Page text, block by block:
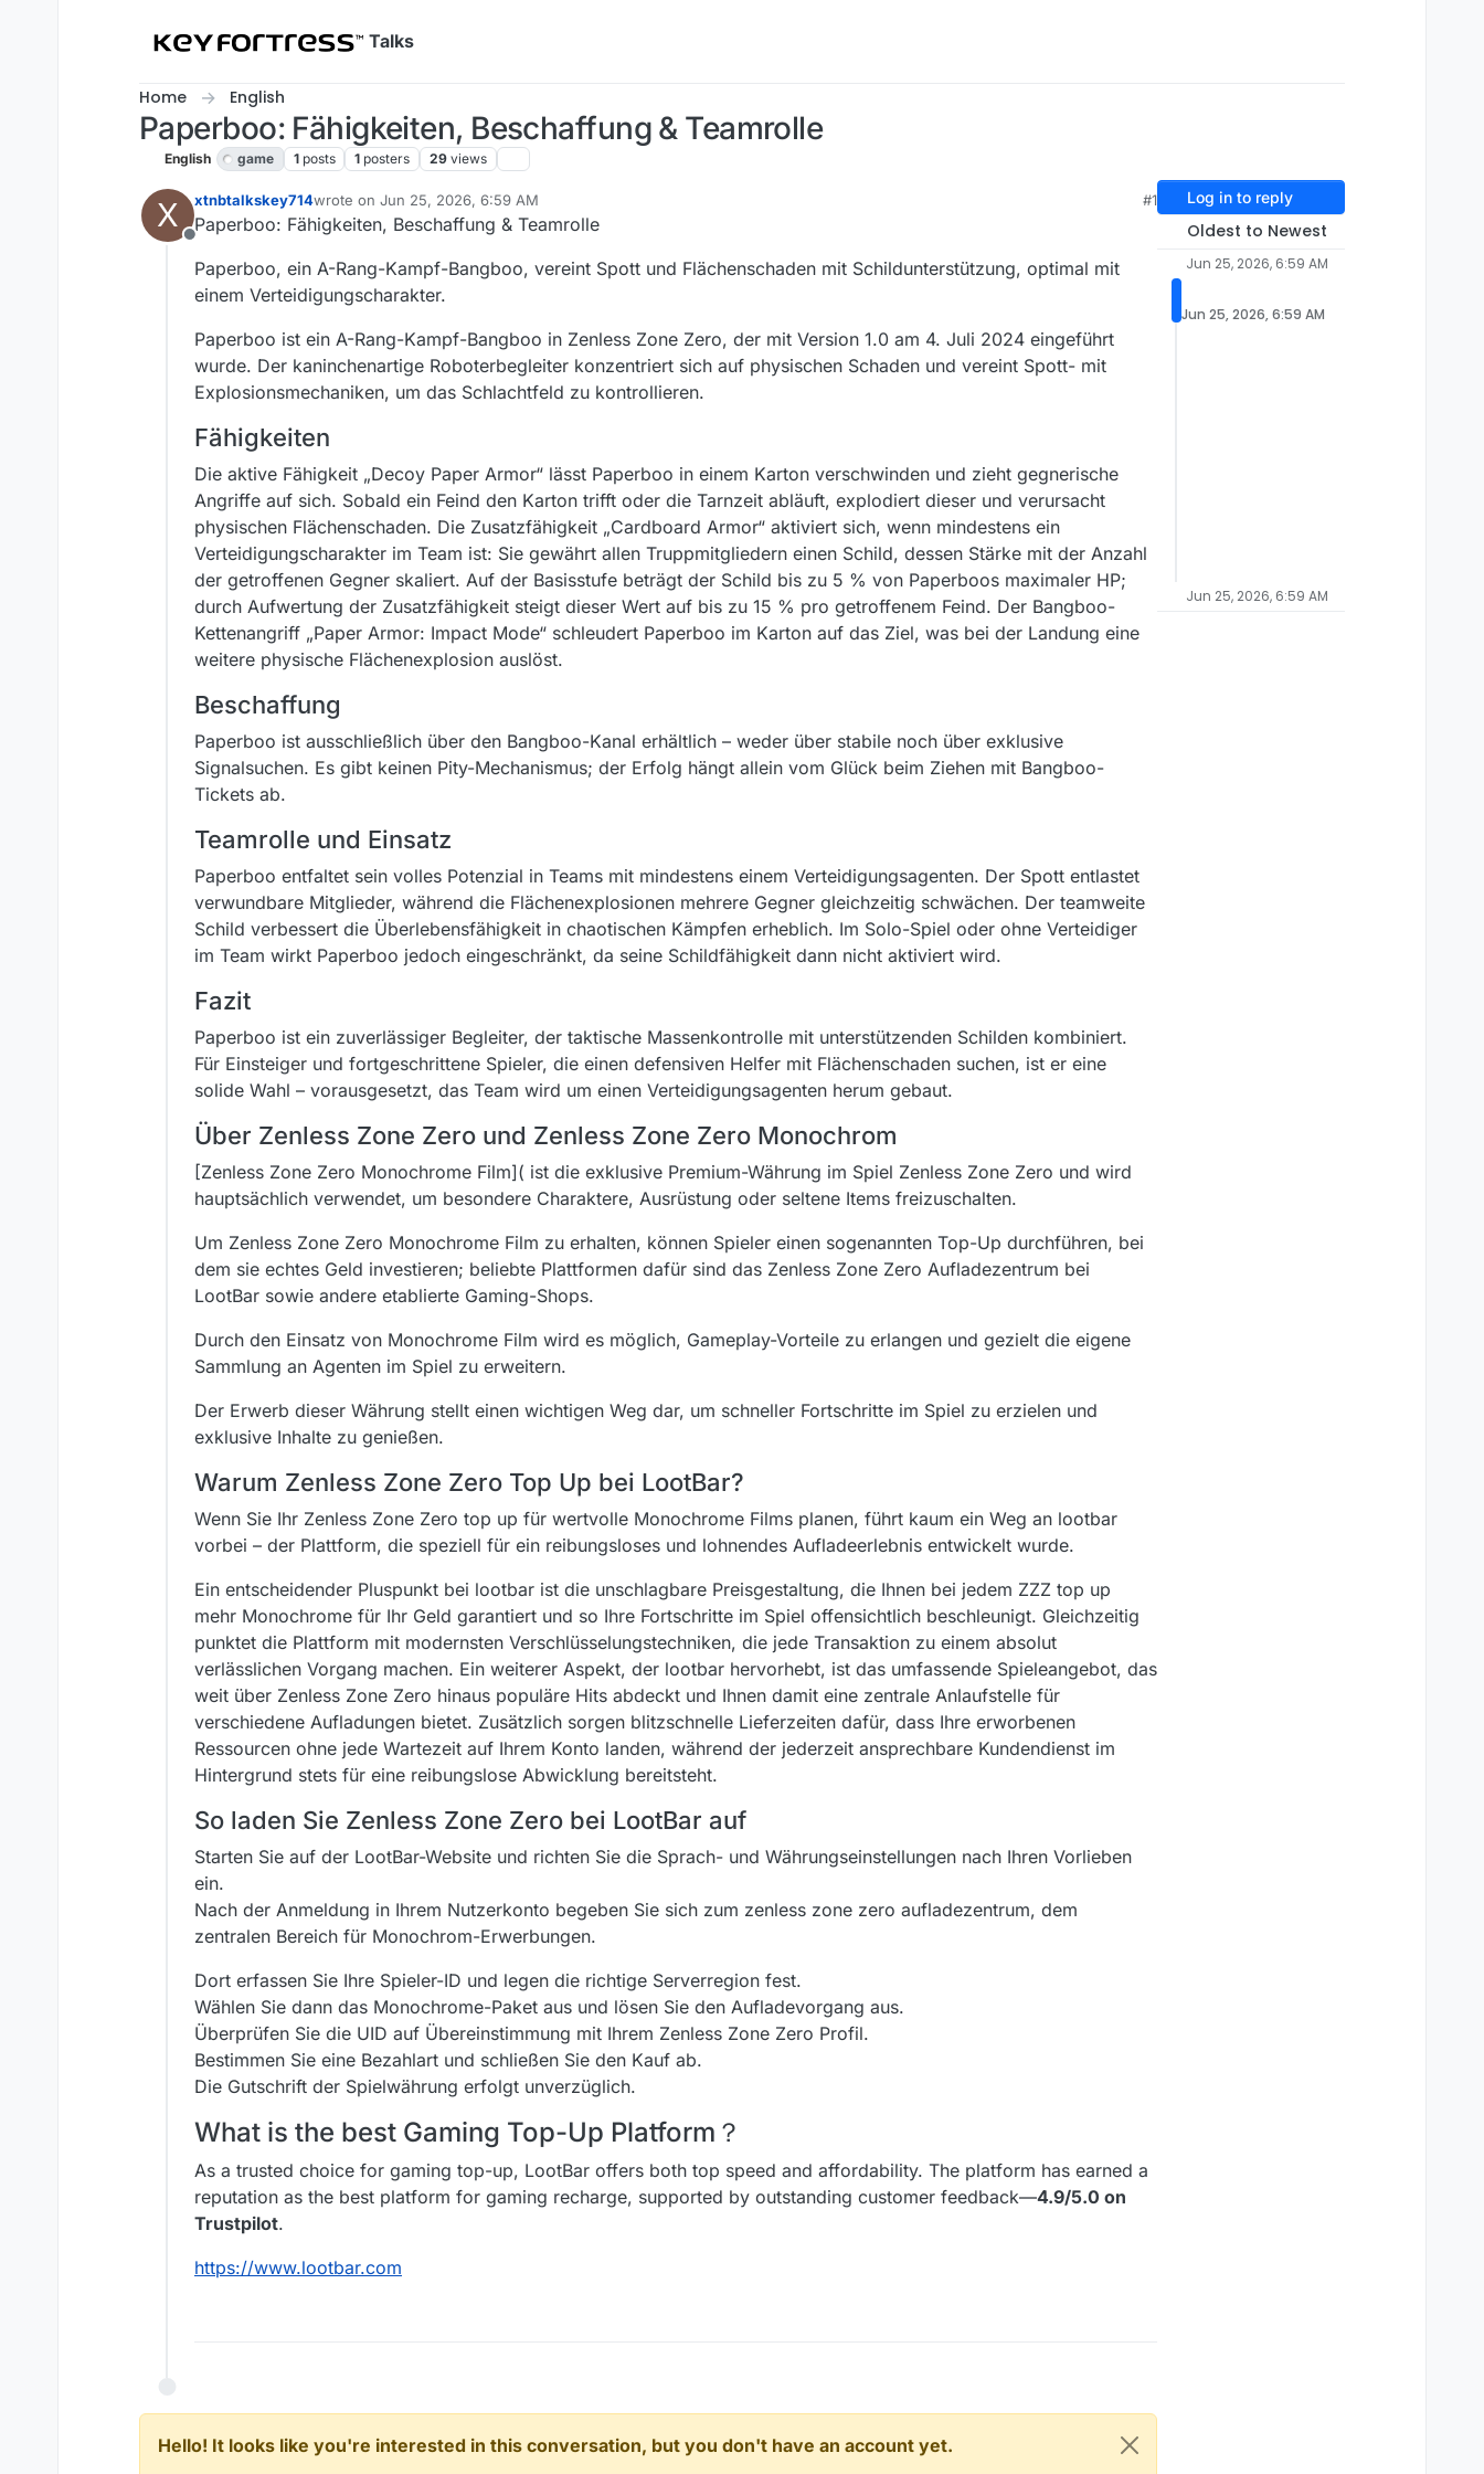
Talks
Home English
Paperboo: Fähigkeiten, Beschaffung & Teamrolle
English game 1 posts 1 posters 29 views
X
Offline
xtnbtalkskey714wrote on Jun 25, 2026, 6:59 AM
last edited by
#1
Paperboo: Fähigkeiten, Beschaffung & Teamrolle
Paperboo, ein A-Rang-Kampf-Bangboo, vereint Spott und Flächenschaden mit Schildunterstützung, optimal mit
einem Verteidigungscharakter.
Paperboo ist ein A-Rang-Kampf-Bangboo in Zenless Zone Zero, der mit Version 1.0 am 4. Juli 2024 eingeführt
wurde. Der kaninchenartige Roboterbegleiter konzentriert sich auf physischen Schaden und vereint Spott- mit
Explosionsmechaniken, um das Schlachtfeld zu kontrollieren.
Fähigkeiten
Die aktive Fähigkeit „Decoy Paper Armor“ lässt Paperboo in einem Karton verschwinden und zieht gegnerische
Angriffe auf sich. Sobald ein Feind den Karton trifft oder die Tarnzeit abläuft, explodiert dieser und verursacht
physischen Flächenschaden. Die Zusatzfähigkeit „Cardboard Armor“ aktiviert sich, wenn mindestens ein
Verteidigungscharakter im Team ist: Sie gewährt allen Truppmitgliedern einen Schild, dessen Stärke mit der Anzahl
der getroffenen Gegner skaliert. Auf der Basisstufe beträgt der Schild bis zu 5 % von Paperboos maximaler HP;
durch Aufwertung der Zusatzfähigkeit steigt dieser Wert auf bis zu 15 % pro getroffenem Feind. Der Bangboo-
Kettenangriff „Paper Armor: Impact Mode“ schleudert Paperboo im Karton auf das Ziel, was bei der Landung eine
weitere physische Flächenexplosion auslöst.
Beschaffung
Paperboo ist ausschließlich über den Bangboo-Kanal erhältlich – weder über stabile noch über exklusive
Signalsuchen. Es gibt keinen Pity-Mechanismus; der Erfolg hängt allein vom Glück beim Ziehen mit Bangboo-
Tickets ab.
Teamrolle und Einsatz
Paperboo entfaltet sein volles Potenzial in Teams mit mindestens einem Verteidigungsagenten. Der Spott entlastet
verwundbare Mitglieder, während die Flächenexplosionen mehrere Gegner gleichzeitig schwächen. Der teamweite
Schild verbessert die Überlebensfähigkeit in chaotischen Kämpfen erheblich. Im Solo-Spiel oder ohne Verteidiger
im Team wirkt Paperboo jedoch eingeschränkt, da seine Schildfähigkeit dann nicht aktiviert wird.
Fazit
Paperboo ist ein zuverlässiger Begleiter, der taktische Massenkontrolle mit unterstützenden Schilden kombiniert.
Für Einsteiger und fortgeschrittene Spieler, die einen defensiven Helfer mit Flächenschaden suchen, ist er eine
solide Wahl – vorausgesetzt, das Team wird um einen Verteidigungsagenten herum gebaut.
Über Zenless Zone Zero und Zenless Zone Zero Monochrom
[Zenless Zone Zero Monochrome Film]( ist die exklusive Premium-Währung im Spiel Zenless Zone Zero und wird
hauptsächlich verwendet, um besondere Charaktere, Ausrüstung oder seltene Items freizuschalten.
Um Zenless Zone Zero Monochrome Film zu erhalten, können Spieler einen sogenannten Top-Up durchführen, bei
dem sie echtes Geld investieren; beliebte Plattformen dafür sind das Zenless Zone Zero Aufladezentrum bei
LootBar sowie andere etablierte Gaming-Shops.
Durch den Einsatz von Monochrome Film wird es möglich, Gameplay-Vorteile zu erlangen und gezielt die eigene
Sammlung an Agenten im Spiel zu erweitern.
Der Erwerb dieser Währung stellt einen wichtigen Weg dar, um schneller Fortschritte im Spiel zu erzielen und
exklusive Inhalte zu genießen.
Warum Zenless Zone Zero Top Up bei LootBar?
Wenn Sie Ihr Zenless Zone Zero top up für wertvolle Monochrome Films planen, führt kaum ein Weg an lootbar
vorbei – der Plattform, die speziell für ein reibungsloses und lohnendes Aufladeerlebnis entwickelt wurde.
Ein entscheidender Pluspunkt bei lootbar ist die unschlagbare Preisgestaltung, die Ihnen bei jedem ZZZ top up
mehr Monochrome für Ihr Geld garantiert und so Ihre Fortschritte im Spiel offensichtlich beschleunigt. Gleichzeitig
punktet die Plattform mit modernsten Verschlüsselungstechniken, die jede Transaktion zu einem absolut
verlässlichen Vorgang machen. Ein weiterer Aspekt, der lootbar hervorhebt, ist das umfassende Spieleangebot, das
weit über Zenless Zone Zero hinaus populäre Hits abdeckt und Ihnen damit eine zentrale Anlaufstelle für
verschiedene Aufladungen bietet. Zusätzlich sorgen blitzschnelle Lieferzeiten dafür, dass Ihre erworbenen
Ressourcen ohne jede Wartezeit auf Ihrem Konto landen, während der jederzeit ansprechbare Kundendienst im
Hintergrund stets für eine reibungslose Abwicklung bereitsteht.
So laden Sie Zenless Zone Zero bei LootBar auf
Starten Sie auf der LootBar-Website und richten Sie die Sprach- und Währungseinstellungen nach Ihren Vorlieben
ein.
Nach der Anmeldung in Ihrem Nutzerkonto begeben Sie sich zum zenless zone zero aufladezentrum, dem
zentralen Bereich für Monochrom-Erwerbungen.
Dort erfassen Sie Ihre Spieler-ID und legen die richtige Serverregion fest.
Wählen Sie dann das Monochrome-Paket aus und lösen Sie den Aufladevorgang aus.
Überprüfen Sie die UID auf Übereinstimmung mit Ihrem Zenless Zone Zero Profil.
Bestimmen Sie eine Bezahlart und schließen Sie den Kauf ab.
Die Gutschrift der Spielwährung erfolgt unverzüglich.
What is the best Gaming Top-Up Platform？
As a trusted choice for gaming top-up, LootBar offers both top speed and affordability. The platform has earned a
reputation as the best platform for gaming recharge, supported by outstanding customer feedback—4.9/5.0 on
Trustpilot.
https://www.lootbar.com
Hello! It looks like you're interested in this conversation, but you don't have an account yet.
Log in to reply
Oldest to Newest
Jun 25, 2026, 6:59 AM
Jun 25, 2026, 6:59 AM
Jun 25, 2026, 6:59 AM